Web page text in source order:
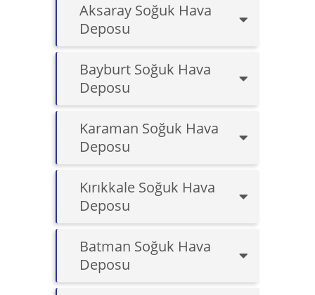
Aksaray Soğuk Hava
Deposu
Bayburt Soğuk Hava
Deposu
Karaman Soğuk Hava
Deposu
Kırıkkale Soğuk Hava
Deposu
Batman Soğuk Hava
Deposu